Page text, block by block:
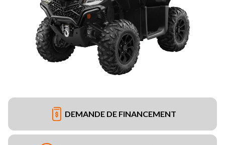
DEMANDE DE FINANCEMENT